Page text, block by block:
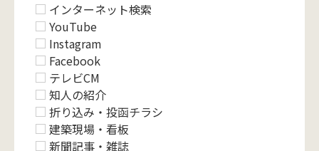
インターネット検索
YouTube
Instagram
Facebook
テレビCM
知人の紹介
折り込み・投函チラシ
建築現場・看板
新聞記事・雑誌